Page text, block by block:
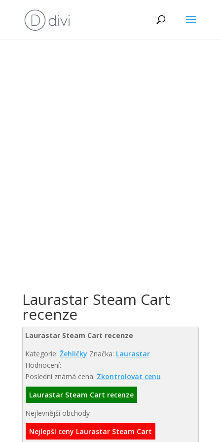
Laurastar Steam Cart
recenze
Laurastar Steam Cart recenze
Kategorie: Žehličky Značka: Laurastar
Hodnocení:
Poslední známá cena: Zkontrolovat cenu
Laurastar Steam Cart recenze
Nejlevnější obchody
Nejlepší ceny Laurastar Steam Cart